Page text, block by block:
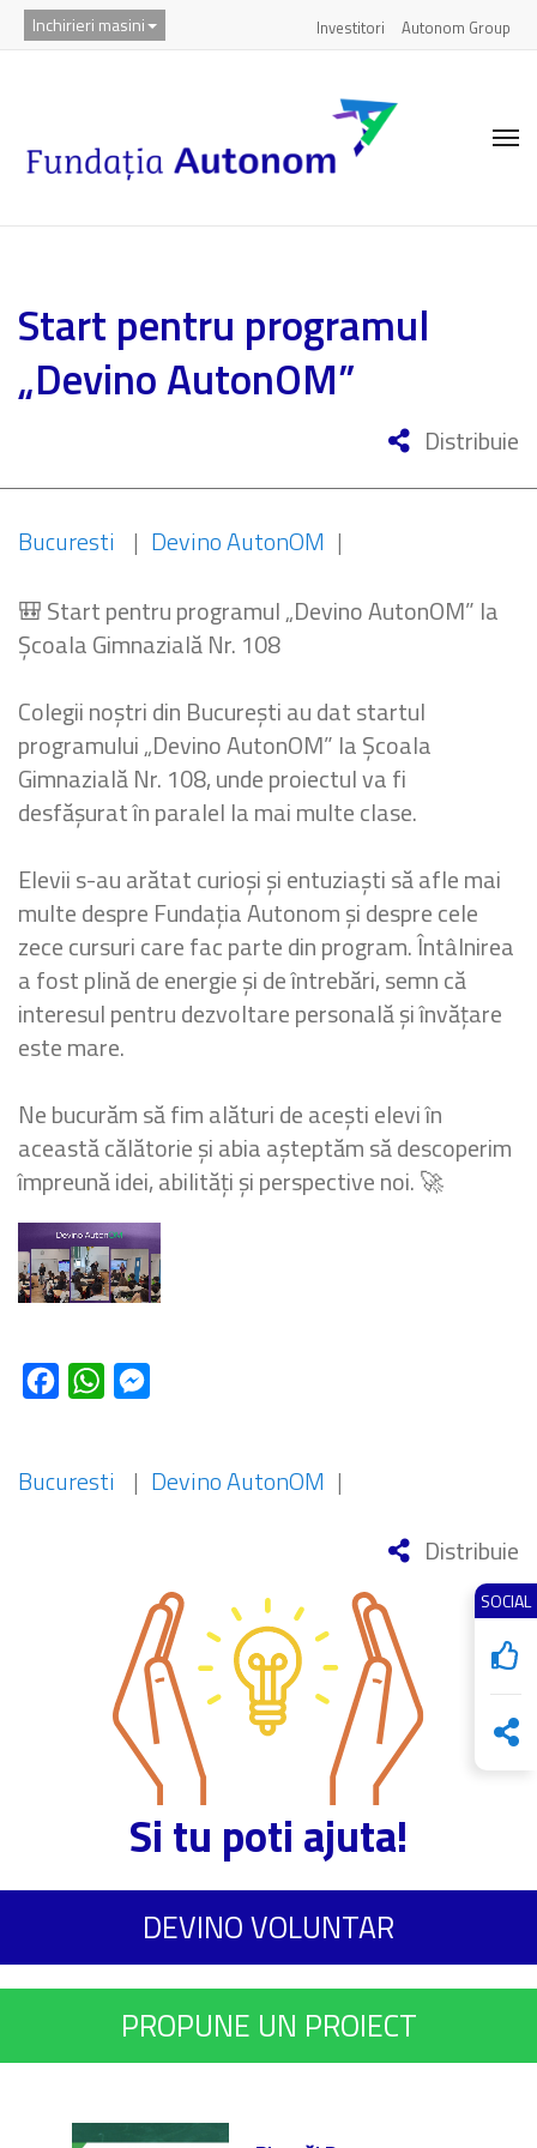
SOCIAL
Inchirieri masini Investitori Autonom Group
Start pentru programul
„Devino AutonOM”
Distribuie
Bucuresti | Devino AutonOM |
🎒 Start pentru programul „Devino AutonOM” la
Școala Gimnazială Nr. 108
Colegii noștri din București au dat startul
programului „Devino AutonOM” la Școala
Gimnazială Nr. 108, unde proiectul va fi
desfășurat în paralel la mai multe clase.
Elevii s-au arătat curioși și entuziaști să afle mai
multe despre Fundația Autonom și despre cele
zece cursuri care fac parte din program. Întâlnirea
a fost plină de energie și de întrebări, semn că
interesul pentru dezvoltare personală și învățare
este mare.
Ne bucurăm să fim alături de acești elevi în
această călătorie și abia așteptăm să descoperim
împreună idei, abilități și perspective noi. 🚀
FacebookWhatsApp
Bucuresti | Devino AutonOM |
Distribuie
Si tu poti ajuta!
DEVINO VOLUNTAR
PROPUNE UN PROIECT